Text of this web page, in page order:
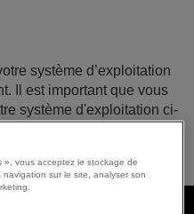
système d’exploitation
Il est important que vous
système d'exploitation ci-
visualisez un contenu
», vous acceptez le stockage de
sur le site, analyser son